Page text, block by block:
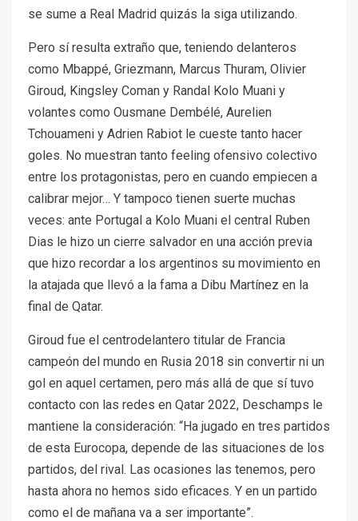
se sume a Real Madrid quizás la siga utilizando.
Pero sí resulta extraño que, teniendo delanteros
como Mbappé, Griezmann, Marcus Thuram, Olivier
Giroud, Kingsley Coman y Randal Kolo Muani y
volantes como Ousmane Dembélé, Aurelien
Tchouameni y Adrien Rabiot le cueste tanto hacer
goles. No muestran tanto feeling ofensivo colectivo
entre los protagonistas, pero en cuando empiecen a
calibrar mejor… Y tampoco tienen suerte muchas
veces: ante Portugal a Kolo Muani el central Ruben
Dias le hizo un cierre salvador en una acción previa
que hizo recordar a los argentinos su movimiento en
la atajada que llevó a la fama a Dibu Martínez en la
final de Qatar.
Giroud fue el centrodelantero titular de Francia
campeón del mundo en Rusia 2018 sin convertir ni un
gol en aquel certamen, pero más allá de que sí tuvo
contacto con las redes en Qatar 2022, Deschamps le
mantiene la consideración: “Ha jugado en tres partidos
de esta Eurocopa, depende de las situaciones de los
partidos, del rival. Las ocasiones las tenemos, pero
hasta ahora no hemos sido eficaces. Y en un partido
como el de mañana va a ser importante”.